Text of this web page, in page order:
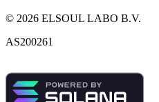
© 2026 ELSOUL LABO B.V.
AS200261